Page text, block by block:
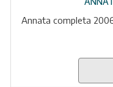
Annata completa